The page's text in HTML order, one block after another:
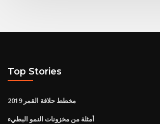
Top Stories
مخطط حلاقة القمر 2019
أمثلة من مخزونات النمو البطيء